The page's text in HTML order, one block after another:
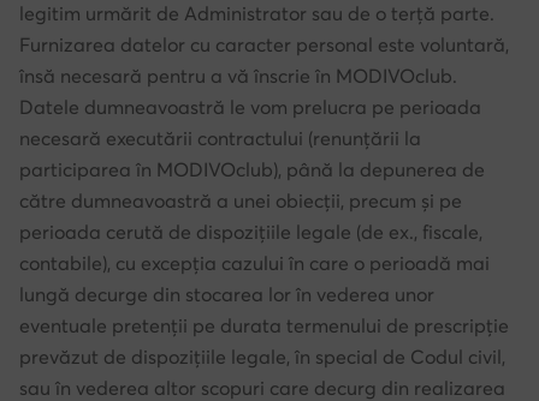
legitim urmărit de Administrator sau de o terță parte.
Furnizarea datelor cu caracter personal este voluntară,
însă necesară pentru a vă înscrie în MODIVOclub.
Datele dumneavoastră le vom prelucra pe perioada
necesară executării contractului (renunțării la
participarea în MODIVOclub), până la depunerea de
către dumneavoastră a unei obiecții, precum și pe
perioada cerută de dispozițiile legale (de ex., fiscale,
contabile), cu excepția cazului în care o perioadă mai
lungă decurge din stocarea lor în vederea unor
eventuale pretenții pe durata termenului de prescripție
prevăzut de dispozițiile legale, în special de Codul civil,
sau în vederea altor scopuri care decurg din realizarea